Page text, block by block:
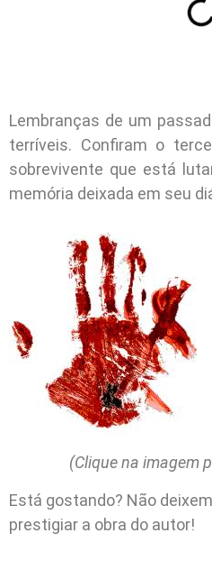
Lembranças de um
terríveis. Confiram o
sobrevivente que está
memória deixada em seu
(Clique na imagem
Está gostando? Não
prestigiar a obra do autor!